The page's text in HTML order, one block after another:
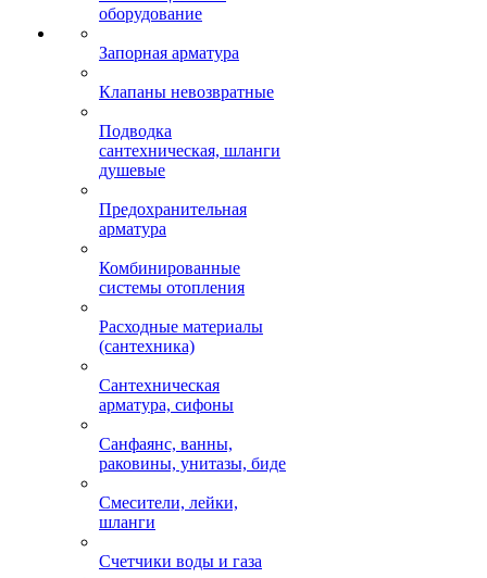
оборудование
Запорная арматура
Клапаны невозвратные
Подводка
сантехническая, шланги
душевые
Предохранительная
арматура
Комбинированные
системы отопления
Расходные материалы
(сантехника)
Сантехническая
арматура, сифоны
Санфаянс, ванны,
раковины, унитазы, биде
Смесители, лейки,
шланги
Счетчики воды и газа